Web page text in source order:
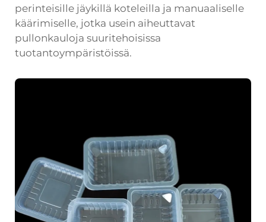
perinteisille jäykillä koteleilla ja manuaaliselle
käärimiselle, jotka usein aiheuttavat
pullonkauloja suuritehoisissa
tuotantoympäristöissä.